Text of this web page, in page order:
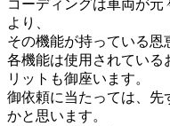
コーディングは車両が
より、
その機能が持っている恩
各機能は使用されている
リットも御座います。
御依頼に当たっては、先
かと思います。